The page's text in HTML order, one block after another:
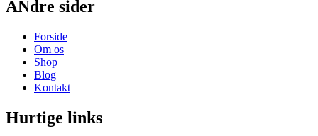
ANdre sider
Forside
Om os
Shop
Blog
Kontakt
Hurtige links